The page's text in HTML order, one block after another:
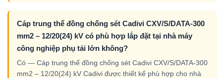
Cáp trung thế đồng chống sét Cadivi CXV/S/DATA-300
mm2 – 12/20(24) kV có phù hợp lắp đặt tại nhà máy
công nghiệp phụ tải lớn không?
Có — Cáp trung thế đồng chống sét Cadivi CXV/S/DATA-300
mm2 – 12/20(24) kV Cadivi được thiết kế phù hợp cho nhà